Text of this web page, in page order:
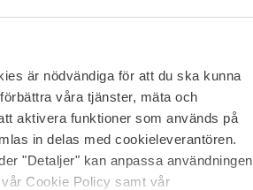
är nödvändiga för att du ska kunna
våra tjänster, mäta och
aktivera funktioner som används på
in delas med cookieleverantören.
"Detaljer" kan anpassa användningen
Cookie Policy samt vår
min beställning
&
Följ oss
Facebook
Instagram
Linkedin